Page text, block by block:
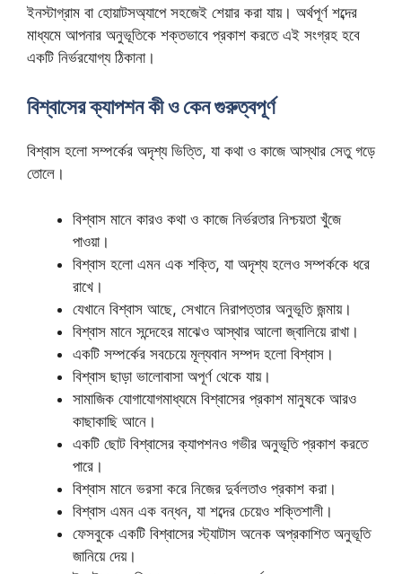
ইনস্টাগ্রাম বা হোয়াটসঅ্যাপে সহজেই শেয়ার করা যায়। অর্থপূর্ণ শব্দের
মাধ্যমে আপনার অনুভূতিকে শক্তভাবে প্রকাশ করতে এই সংগ্রহ হবে
একটি নির্ভরযোগ্য ঠিকানা।
বিশ্বাসের ক্যাপশন কী ও কেন গুরুত্বপূর্ণ
বিশ্বাস হলো সম্পর্কের অদৃশ্য ভিত্তি, যা কথা ও কাজে আস্থার সেতু গড়ে
তোলে।
বিশ্বাস মানে কারও কথা ও কাজে নির্ভরতার নিশ্চয়তা খুঁজে
পাওয়া।
বিশ্বাস হলো এমন এক শক্তি, যা অদৃশ্য হলেও সম্পর্ককে ধরে
রাখে।
যেখানে বিশ্বাস আছে, সেখানে নিরাপত্তার অনুভূতি জন্মায়।
বিশ্বাস মানে সন্দেহের মাঝেও আস্থার আলো জ্বালিয়ে রাখা।
একটি সম্পর্কের সবচেয়ে মূল্যবান সম্পদ হলো বিশ্বাস।
বিশ্বাস ছাড়া ভালোবাসা অপূর্ণ থেকে যায়।
সামাজিক যোগাযোগমাধ্যমে বিশ্বাসের প্রকাশ মানুষকে আরও
কাছাকাছি আনে।
একটি ছোট বিশ্বাসের ক্যাপশনও গভীর অনুভূতি প্রকাশ করতে
পারে।
বিশ্বাস মানে ভরসা করে নিজের দুর্বলতাও প্রকাশ করা।
বিশ্বাস এমন এক বন্ধন, যা শব্দের চেয়েও শক্তিশালী।
ফেসবুকে একটি বিশ্বাসের স্ট্যাটাস অনেক অপ্রকাশিত অনুভূতি
জানিয়ে দেয়।